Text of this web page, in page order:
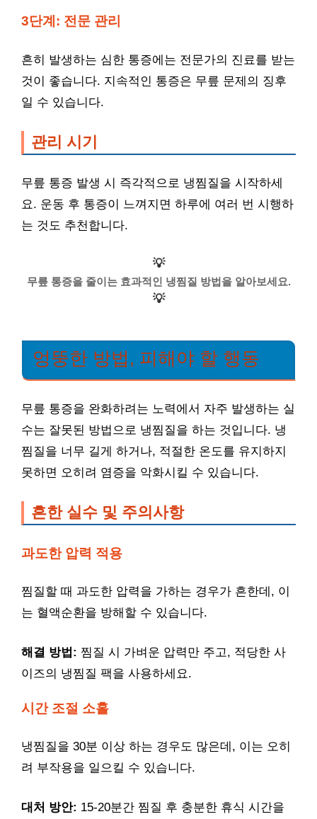
3단계: 전문 관리
흔히 발생하는 심한 통증에는 전문가의 진료를 받는
것이 좋습니다. 지속적인 통증은 무릎 문제의 징후
일 수 있습니다.
관리 시기
무릎 통증 발생 시 즉각적으로 냉찜질을 시작하세
요. 운동 후 통증이 느껴지면 하루에 여러 번 시행하
는 것도 추천합니다.
💡
무릎 통증을 줄이는 효과적인 냉찜질 방법을 알아보세요.
💡
엉뚱한 방법, 피해야 할 행동
무릎 통증을 완화하려는 노력에서 자주 발생하는 실
수는 잘못된 방법으로 냉찜질을 하는 것입니다. 냉
찜질을 너무 길게 하거나, 적절한 온도를 유지하지
못하면 오히려 염증을 악화시킬 수 있습니다.
흔한 실수 및 주의사항
과도한 압력 적용
찜질할 때 과도한 압력을 가하는 경우가 흔한데, 이
는 혈액순환을 방해할 수 있습니다.
해결 방법: 찜질 시 가벼운 압력만 주고, 적당한 사
이즈의 냉찜질 팩을 사용하세요.
시간 조절 소홀
냉찜질을 30분 이상 하는 경우도 많은데, 이는 오히
려 부작용을 일으킬 수 있습니다.
대처 방안: 15-20분간 찜질 후 충분한 휴식 시간을